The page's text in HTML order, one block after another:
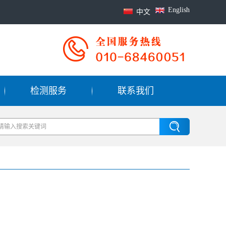
English
中文
检测服务 联系我们